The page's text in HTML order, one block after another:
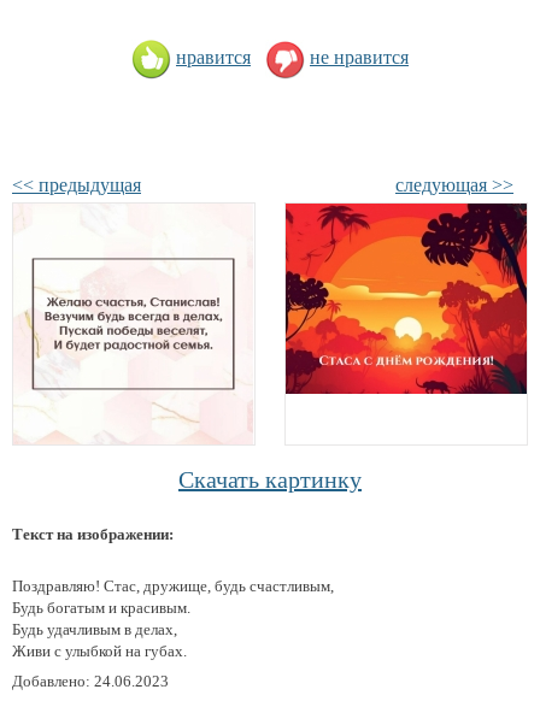
нравится не нравится
<< предыдущая следующая >>
Скачать картинку
Текст на изображении:
Поздравляю! Стас, дружище, будь счастливым,
Будь богатым и красивым.
Будь удачливым в делах,
Живи с улыбкой на губах.
Добавлено: 24.06.2023